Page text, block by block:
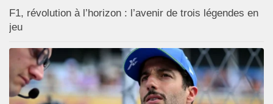
F1, révolution à l’horizon : l’avenir de trois légendes en
jeu